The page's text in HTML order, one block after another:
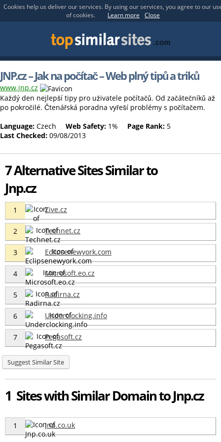
Cookies help us deliver our services. By using our services, you agree to our
of cookies.
Learn more Close
JNP.cz – Jak na počítač – Web plný tipů a triků
www.jnp.cz
Každý den nejlepší tipy pro uživatele počítačů. Od začátečníků až
po pokročilé. Čtenářská poradna vyřeší problémy s počítačem.
Language: Czech Web Safety: 1% Page Rank: 5
Last Checked: 09/08/2013
7 Alternative Sites Similar to
Jnp.cz
1 Zive.cz
2 Technet.cz
3 Eclipsenewyork.com
4 Microsoft.eo.cz
5 Radirna.cz
6 Underclocking.info
7 Pegasoft.cz
Suggest Similar Site
1 Sites with Similar Domain to Jnp.cz
1 Jnp.co.uk